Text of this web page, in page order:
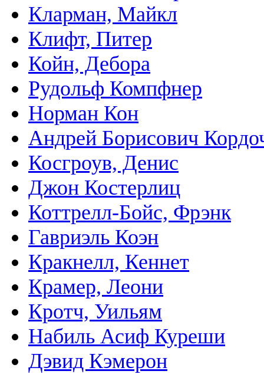
Кларман, Майкл
Клифт, Питер
Койн, Дебора
Рудольф Компфнер
Норман Кон
Андрей Борисович
Косгроув, Денис
Джон Костерлиц
Коттрелл-Бойс, Фрэнк
Гавриэль Коэн
Кракнелл, Кеннет
Крамер, Леони
Кротч, Уильям
Набиль Асиф Куреши
Дэвид Кэмерон